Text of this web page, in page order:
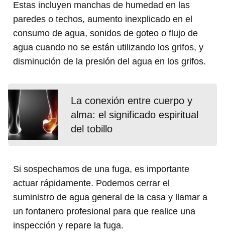
Estas incluyen manchas de humedad en las
paredes o techos, aumento inexplicado en el
consumo de agua, sonidos de goteo o flujo de
agua cuando no se están utilizando los grifos, y
disminución de la presión del agua en los grifos.
La conexión entre cuerpo y
alma: el significado espiritual
del tobillo
Si sospechamos de una fuga, es importante
actuar rápidamente. Podemos cerrar el
suministro de agua general de la casa y llamar a
un fontanero profesional para que realice una
inspección y repare la fuga.